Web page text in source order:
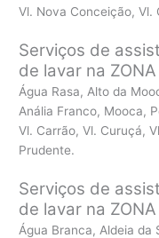
Vl. Nova Conceição, Vl.
Serviços de
de lavar na ZONA
Água Rasa, Alto da
Anália Franco, Mooca,
Vl. Carrão, Vl. Curuçá,
Prudente.
Serviços de
de lavar na ZONA
Água Branca, Aldeia da